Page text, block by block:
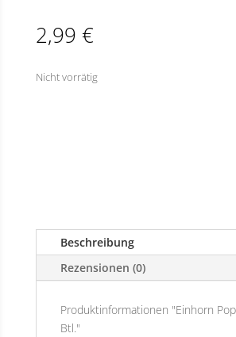
2,99 €
Nicht vorrätig
Beschreibung
Rezensionen (0)
Produktinformationen "Einhorn
Btl."